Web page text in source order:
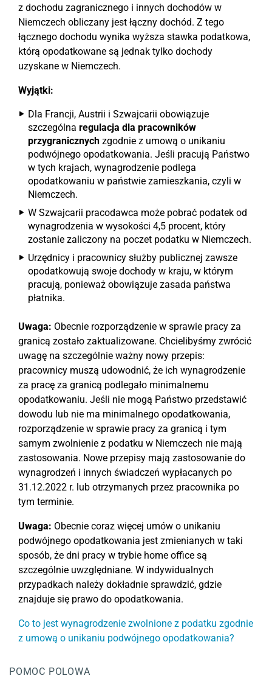
z dochodu zagranicznego i innych dochodów w
Niemczech obliczany jest łączny dochód. Z tego
łącznego dochodu wynika wyższa stawka podatkowa,
którą opodatkowane są jednak tylko dochody
uzyskane w Niemczech.
Wyjątki:
Dla Francji, Austrii i Szwajcarii obowiązuje
szczególna regulacja dla pracowników
przygranicznych zgodnie z umową o unikaniu
podwójnego opodatkowania. Jeśli pracują Państwo
w tych krajach, wynagrodzenie podlega
opodatkowaniu w państwie zamieszkania, czyli w
Niemczech.
W Szwajcarii pracodawca może pobrać podatek od
wynagrodzenia w wysokości 4,5 procent, który
zostanie zaliczony na poczet podatku w Niemczech.
Urzędnicy i pracownicy służby publicznej zawsze
opodatkowują swoje dochody w kraju, w którym
pracują, ponieważ obowiązuje zasada państwa
płatnika.
Uwaga: Obecnie rozporządzenie w sprawie pracy za
granicą zostało zaktualizowane. Chcielibyśmy zwrócić
uwagę na szczególnie ważny nowy przepis:
pracownicy muszą udowodnić, że ich wynagrodzenie
za pracę za granicą podlegało minimalnemu
opodatkowaniu. Jeśli nie mogą Państwo przedstawić
dowodu lub nie ma minimalnego opodatkowania,
rozporządzenie w sprawie pracy za granicą i tym
samym zwolnienie z podatku w Niemczech nie mają
zastosowania. Nowe przepisy mają zastosowanie do
wynagrodzeń i innych świadczeń wypłacanych po
31.12.2022 r. lub otrzymanych przez pracownika po
tym terminie.
Uwaga: Obecnie coraz więcej umów o unikaniu
podwójnego opodatkowania jest zmienianych w taki
sposób, że dni pracy w trybie home office są
szczególnie uwzględniane. W indywidualnych
przypadkach należy dokładnie sprawdzić, gdzie
znajduje się prawo do opodatkowania.
Co to jest wynagrodzenie zwolnione z podatku zgodnie
z umową o unikaniu podwójnego opodatkowania?
POMOC POLOWA